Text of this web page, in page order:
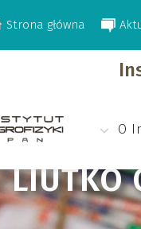
Strona główna
O
LIUTKO
>Liutko Olha